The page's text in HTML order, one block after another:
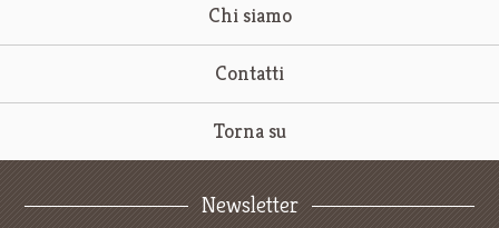
Chi siamo
Contatti
Torna su
Newsletter